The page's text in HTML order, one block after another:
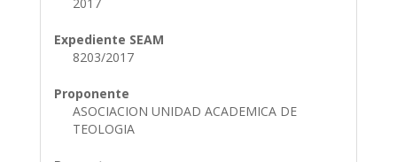
Expediente SEAM
8203/2017
Proponente
ASOCIACION UNIDAD ACADEMICA DE
TEOLOGIA